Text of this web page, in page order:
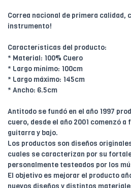
Correa nacional de primera calidad,
instrumento!
Características del producto:
* Material: 100% Cuero
* Largo mínimo: 100cm
* Largo máximo: 145cm
* Ancho: 6.5cm
Antitodo se fundó en el año 1997
cuero, desde el año 2001 comenzó
guitarra y bajo.
Los productos son diseños
cuales se caracterizan por su
personalmente testeados por los
El objetivo es mejorar el producto